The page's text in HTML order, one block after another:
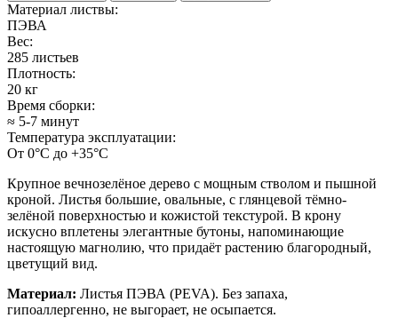
Материал листвы:
ПЭВА
Вес:
285 листьев
Плотность:
20 кг
Время сборки:
≈ 5-7 минут
Температура эксплуатации:
От 0°С до +35°С
Крупное вечнозелёное дерево с мощным стволом и пышной
кроной. Листья большие, овальные, с глянцевой тёмно-
зелёной поверхностью и кожистой текстурой. В крону
искусно вплетены элегантные бутоны, напоминающие
настоящую магнолию, что придаёт растению благородный,
цветущий вид.
Материал: Листья ПЭВА (PEVA). Без запаха,
гипоаллергенно, не выгорает, не осыпается.